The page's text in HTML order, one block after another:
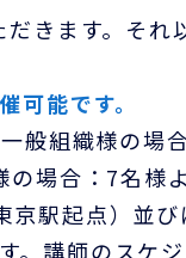
きます。そ
能です。
般組織様の場
場合：7名様
駅起点）並び
講師のスケ